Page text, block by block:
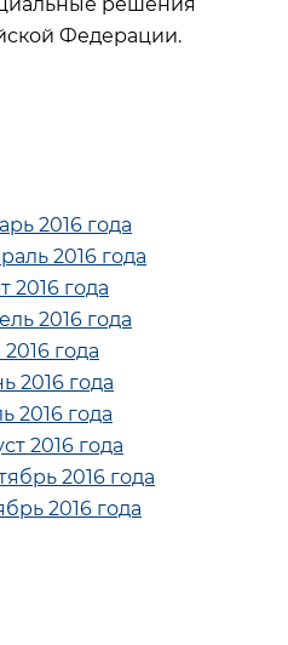
Федерации.
2016 года
2016 года
2016 года
2016 года
года
2016 года
2016 года
2016 года
2016 года
2016 года